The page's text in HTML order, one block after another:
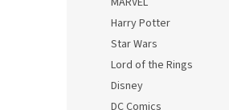
Harry Potter
Star Wars
Lord of the Rings
Disney
DC Comics